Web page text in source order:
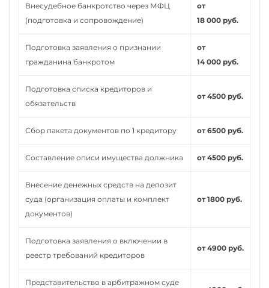
Внесудебное банкротство через МФЦ
(подготовка и сопровождение)
от
18 000 руб.
Подготовка заявления о признании
гражданина банкротом
от
14 000 руб.
Подготовка списка кредиторов и
обязательств
от 4500 руб.
Сбор пакета документов по 1 кредитору от 6500 руб.
Составление описи имущества должника от 4500 руб.
Внесение денежных средств на депозит
суда (организация оплаты и комплект
документов)
от 1800 руб.
Подготовка заявления о включении в
реестр требований кредиторов
от 4900 руб.
Представительство в арбитражном суде